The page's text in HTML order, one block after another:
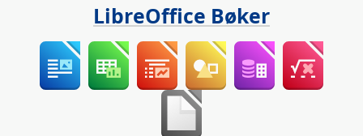
LibreOffice Bøker